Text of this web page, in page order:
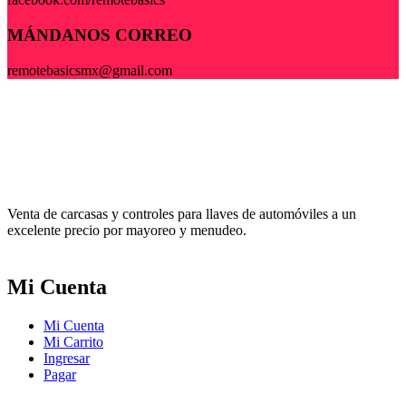
MÁNDANOS CORREO
remotebasicsmx@gmail.com
Venta de carcasas y controles para llaves de automóviles a un
excelente precio por mayoreo y menudeo.
Mi Cuenta
Mi Cuenta
Mi Carrito
Ingresar
Pagar